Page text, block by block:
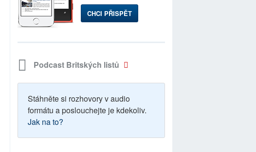
CHCI PŘISPĚT
Podcast Britských listů
Stáhněte si rozhovory v audio
formátu a poslouchejte je kdekoliv.
Jak na to?